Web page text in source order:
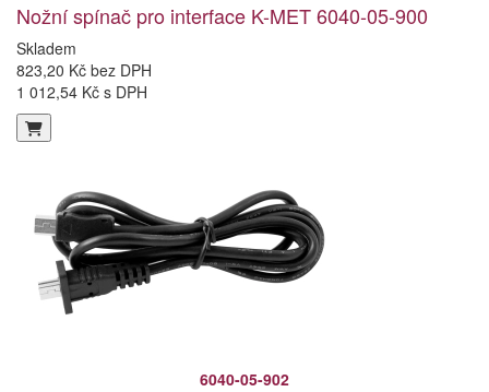
Nožní spínač pro interface K-MET 6040-05-900
Skladem
823,20 Kč bez DPH
1 012,54 Kč s DPH
6040-05-902